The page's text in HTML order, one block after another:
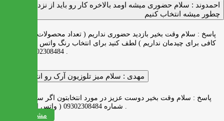
احمدوند : سلام حضوری میشه اومد بالاخره کار رو باید از نزدیک دید
چطور میشه انتخاب کنیم
پاسخ : سلام وقت بخیر بازدید حضوری نداریم ( تعداد محصولات زیاد و فضای
کافی برای چیدمان نداریم ) لطف کنید برای انتخاب رنگ واتس اپ به شماره
مهدی : سلام میز تلوزیون آرک رو انتخاب کردم
پاسخ : سلام وقت بخیر دوست عزیز در مورد انتخابتون اگر سوالی دارید به
شماره 09302308484 ( واتس اپ ) پیام بدید .
مشاهده همه